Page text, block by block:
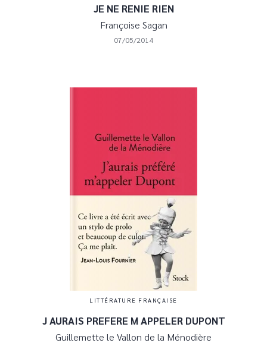
JE NE RENIE RIEN
Françoise Sagan
07/05/2014
LITTÉRATURE FRANÇAISE
J AURAIS PREFERE M APPELER DUPONT
Guillemette le Vallon de la Ménodière